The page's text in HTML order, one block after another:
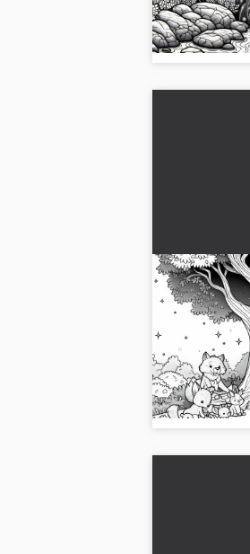
la plantilla
dale color al
En el
cuentos,
alrededor
bajo un
colorear
Vive la
junto a la
imagen para
gratuita y